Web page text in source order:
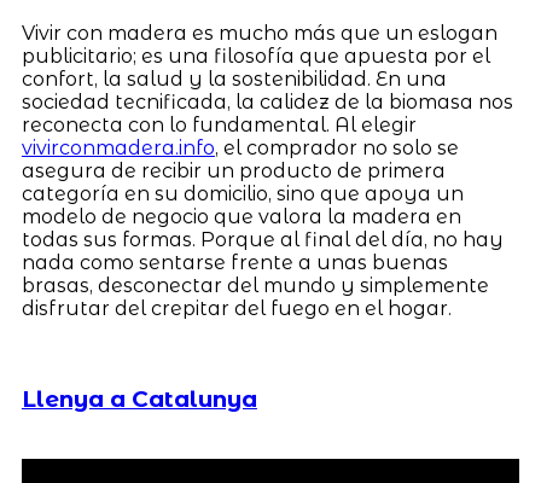
Vivir con madera es mucho más que un eslogan
publicitario; es una filosofía que apuesta por el
confort, la salud y la sostenibilidad. En una
sociedad tecnificada, la calidez de la biomasa nos
reconecta con lo fundamental. Al elegir
vivirconmadera.info, el comprador no solo se
asegura de recibir un producto de primera
categoría en su domicilio, sino que apoya un
modelo de negocio que valora la madera en
todas sus formas. Porque al final del día, no hay
nada como sentarse frente a unas buenas
brasas, desconectar del mundo y simplemente
disfrutar del crepitar del fuego en el hogar.
Llenya a Catalunya